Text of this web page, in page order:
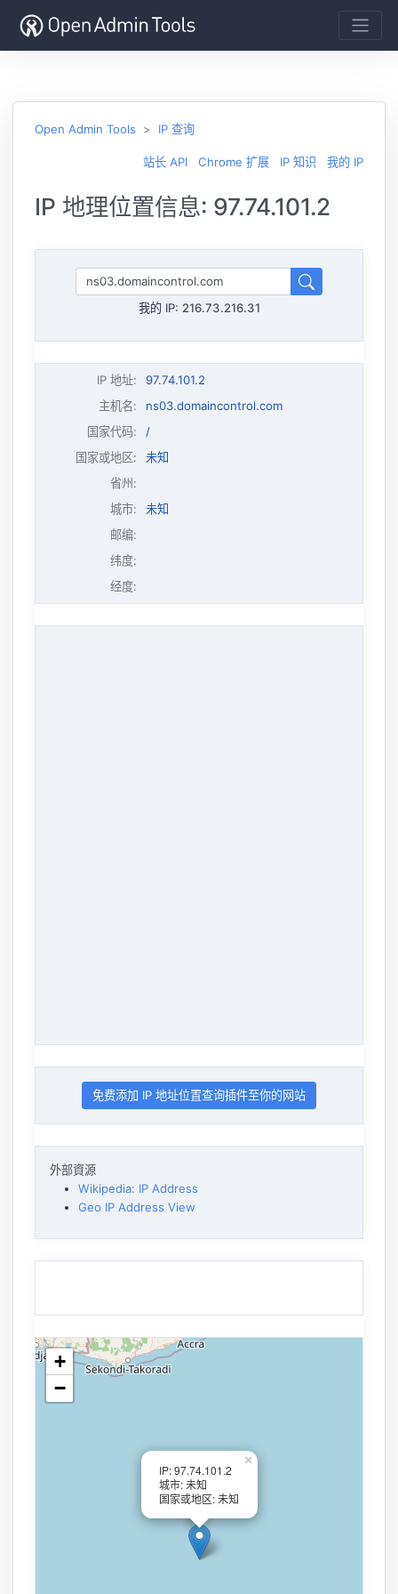
Open Admin Tools IP 查询
站长 API Chrome 扩展 IP 知识 我的 IP
IP 地理位置信息: 97.74.101.2
我的 IP: 216.73.216.31
IP 地址:
97.74.101.2
主机名:
ns03.domaincontrol.com
国家代码:
/
国家或地区:
未知
省州:
城市:
未知
邮编:
纬度:
经度:
免费添加 IP 地址位置查询插件至你的网站
外部資源
Wikipedia: IP Address
Geo IP Address View
IP: 97.74.101.2
城市: 未知
国家或地区: 未知
×
+
−